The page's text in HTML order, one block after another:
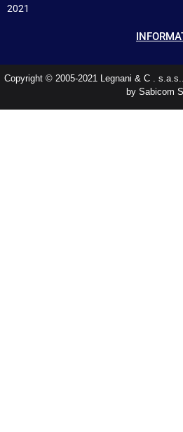
2021
Copyright © 2005-2021 Legnani & C .
by Sabicom